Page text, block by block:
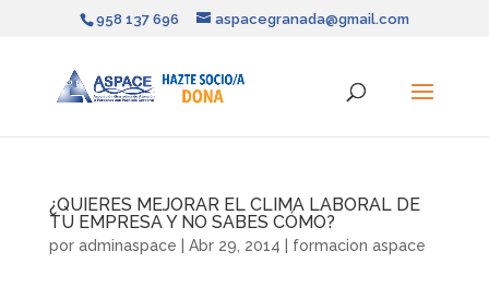
958 137 696 aspacegranada@gmail.com
¿QUIERES MEJORAR EL CLIMA LABORAL DE
TU EMPRESA Y NO SABES CÓMO?
por adminaspace Abr 29, 2014 formacion aspace